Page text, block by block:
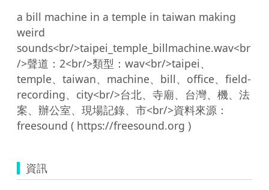
a bill machine in a temple in taiwan making
weird
sounds<br/>taipei_temple_billmachine.wav<br
/>聲道：2<br/>類型：wav<br/>taipei、
temple、taiwan、machine、bill、office、field-
recording、city<br/>台北、寺廟、台灣、機、法
案、辦公室、現場記錄、市<br/>資料來源：
資訊